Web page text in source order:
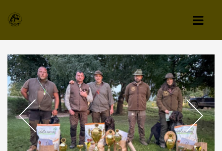
KLUB
VÝBOR KLUBU
STANOVY KLUBU
CHOVATEĽSKÝ A ZÁPISNÝ PORIADOK
SPRAVODAJCA